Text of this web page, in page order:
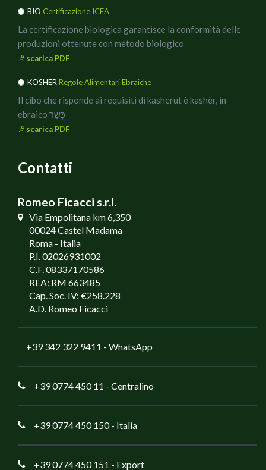
BIO Certificazione ICEA
La certificazione biologica garantisce la conformità delle
produzioni ottenute con metodo biologico
scarica PDF
KOSHER Regole Alimentari Ebraiche
Il cibo che risponde ai requisiti di kasherut è kashèr, in
ebraico כָּשֵׁר
scarica PDF
Contatti
Romeo Ficacci s.r.l.
Via Empolitana km 6,350
00024 Castel Madama
Roma - Italia
P.I. 02026931002
C.F. 08337170586
REA: RM 663485
Cap. Soc. IV: €258.228
A.D. Romeo Ficacci
+39 342 322 9411 - WhatsApp
+39 0774 450 11 - Centralino
+39 0774 450 150- Italia
+39 0774 450 151 - Export